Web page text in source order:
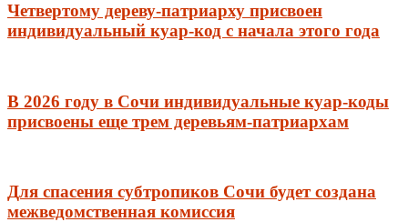
Четвертому дереву-патриарху присвоен
индивидуальный куар-код с начала этого года
В 2026 году в Сочи индивидуальные куар-коды
присвоены еще трем деревьям-патриархам
Для спасения субтропиков Сочи будет создана
межведомственная комиссия